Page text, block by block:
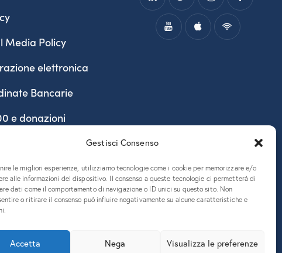
Gestisci Consenso
le migliori esperienze, utilizziamo tecnologie come i cookie per memorizzare e/o
alle informazioni del dispositivo. Il consenso a queste tecnologie ci permetterà di
dati come il comportamento di navigazione o ID unici su questo sito. Non
o ritirare il consenso può influire negativamente su alcune caratteristiche e
Accetta Nega Visualizza le preferenze
Media Policy
elettronica
Bancarie
e donazioni
– P.E.C. ateneo@pec.units.it